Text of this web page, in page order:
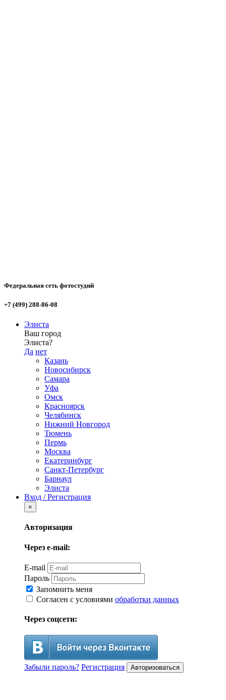
Федеральная сеть фотостудий
+7 (499) 288-86-08
Элиста
Ваш город
Элиста?
Да нет
Казань
Новосибирск
Самара
Уфа
Омск
Красноярск
Челябинск
Нижний Новгород
Тюмень
Пермь
Москва
Екатеринбург
Санкт-Петербург
Барнаул
Элиста
Вход / Регистрация
×
Авторизация
Через e-mail:
E-mail
Пароль
Запомнить меня
Согласен с условиями обработки данных
Через соцсети:
Забыли пароль? Регистрация Авторизоваться